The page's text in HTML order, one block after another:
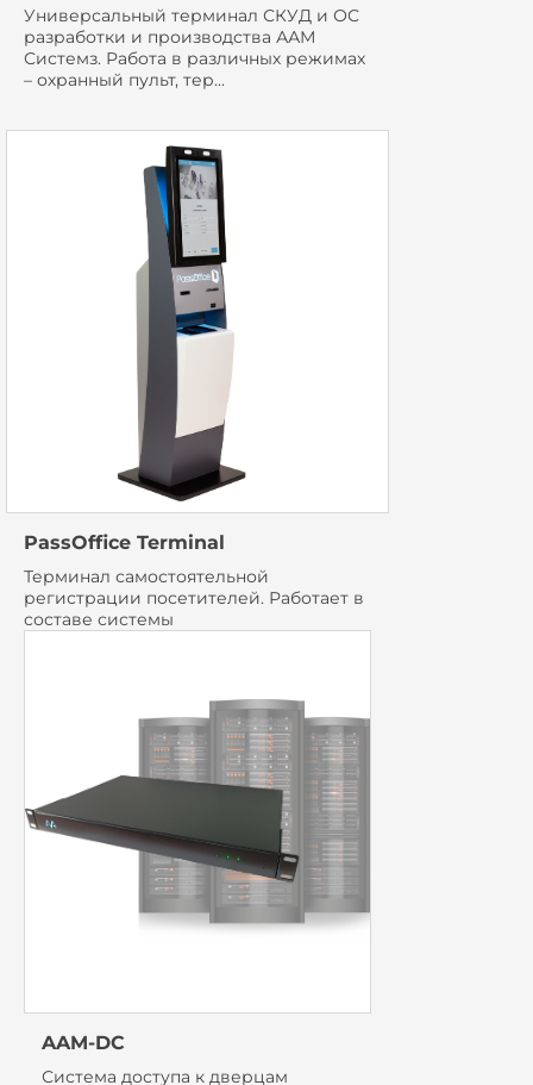
Универсальный терминал СКУД и ОС
разработки и производства ААМ
Системз. Работа в различных режимах
– охранный пульт, тер...
PassOffice Terminal
Терминал самостоятельной
регистрации посетителей. Работает в
составе системы
AAM-DC
Система доступа к дверцам